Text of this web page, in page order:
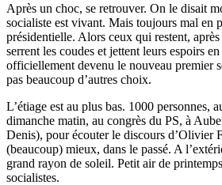
Après un choc, se retrouver. On le disait
socialiste est vivant. Mais toujours mal en
présidentielle. Alors ceux qui restent,
serrent les coudes et jettent leurs espoirs
officiellement devenu le nouveau premier
pas beaucoup d’autres choix.
L’étiage est au plus bas. 1000 personnes,
dimanche matin, au congrès du PS, à
Denis), pour écouter le discours d’Olivier
(beaucoup) mieux, dans le passé. A
grand rayon de soleil. Petit air de
socialistes.